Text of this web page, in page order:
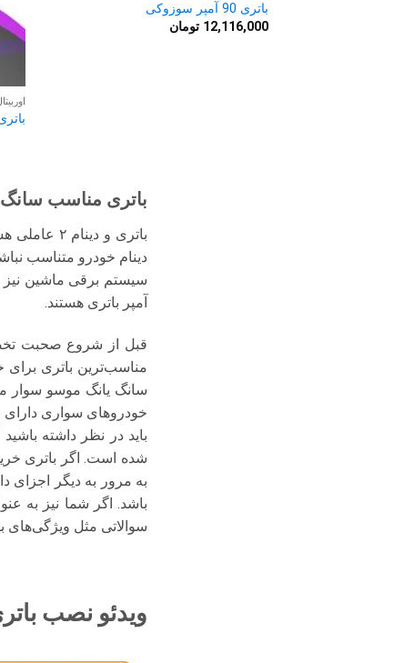
باتری 90 آمپر سوزوکی
12,116,000 تومان
باتری 90 آمپر اوربیتال وان سیلور
باتری مناسب
باتری و
دینام خودرو متناسب
آمپر باتری هستند.
قبل از شروع صحبت
مناسب‌ترین باتری برای
باید در نظر داشته
شده است. اگر باتری
به مرور به دیگر اجزای
باشد. اگر شما نیز به
سوالاتی مثل ویژگی‌های
ویدئو نصب